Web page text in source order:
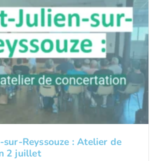
Reyssouze : Atelier de
2 juillet